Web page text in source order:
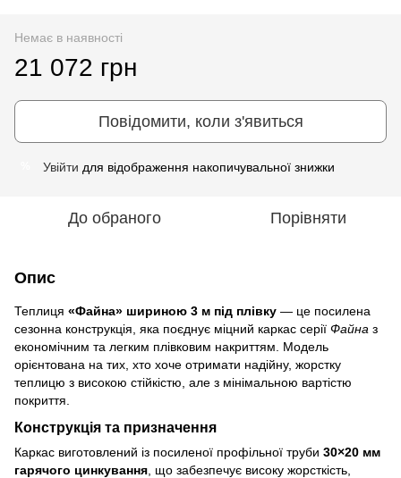
Немає в наявності
21 072 грн
Повідомити, коли з'явиться
Увійти для відображення накопичувальної знижки
До обраного Порівняти
Опис
Теплиця «Файна» шириною 3 м під плівку — це посилена
сезонна конструкція, яка поєднує міцний каркас серії Файна з
економічним та легким плівковим накриттям. Модель
орієнтована на тих, хто хоче отримати надійну, жорстку
теплицю з високою стійкістю, але з мінімальною вартістю
покриття.
Конструкція та призначення
Каркас виготовлений із посиленої профільної труби 30×20 мм
гарячого цинкування, що забезпечує високу жорсткість,